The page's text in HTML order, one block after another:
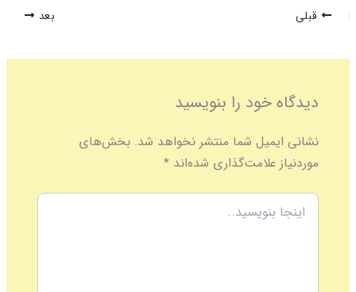
قبلی بعد
دیدگاه‌ خود را بنویسید
نشانی ایمیل شما منتشر نخواهد شد. بخش‌های
موردنیاز علامت‌گذاری شده‌اند*
اینجا
بنویسید..